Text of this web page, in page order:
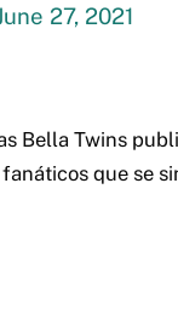
27, 2021
Bella Twins
que se